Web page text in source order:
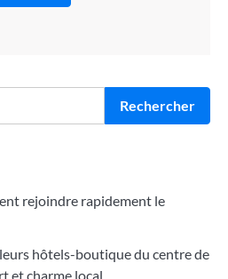
Rechercher
rejoindre rapidement le
hôtels-boutique du centre de
et charme local